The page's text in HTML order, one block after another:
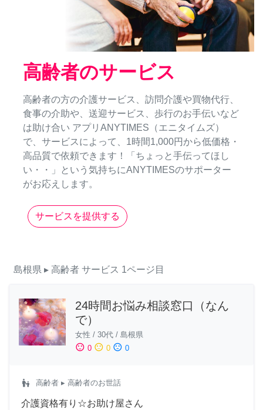
高齢者のサービス
高齢者の方の介護サービス、訪問介護や買物代行、
食事の介助や、送迎サービス、歩行のお手伝いなど
は助け合い アプリANYTIMES（エニタイムズ）
で、サービスによって、1時間1,000円から低価格・
高品質で依頼できます！「ちょっと手伝ってほし
い・・」という気持ちにANYTIMESのサポーター
がお応えします。
サービスを提供する
島根県 ▸ 高齢者 サービス 1ページ目
24時間お悩み相談窓口（なん
で）
女性 / 30代 / 島根県
sentiment_satisfied 0 sentiment_neutral 0 sentiment_dissatisfied 0
escalator_warning 高齢者 ▸ 高齢者のお世話
介護資格有り☆お助け屋さん